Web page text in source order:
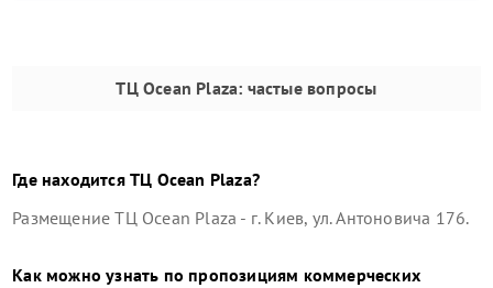
ТЦ Ocean Plaza: частые вопросы
Где находитсяТЦ Ocean Plaza?
РазмещениеТЦ Ocean Plaza - г. Киев, ул. Антоновича 176.
Как можно узнать по пропозициям коммерческих